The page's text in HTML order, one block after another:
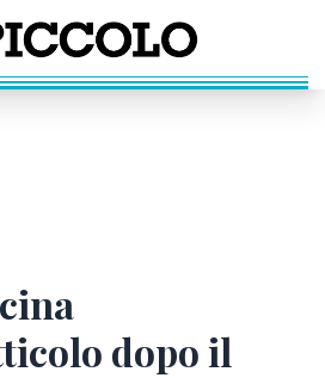
dopo il